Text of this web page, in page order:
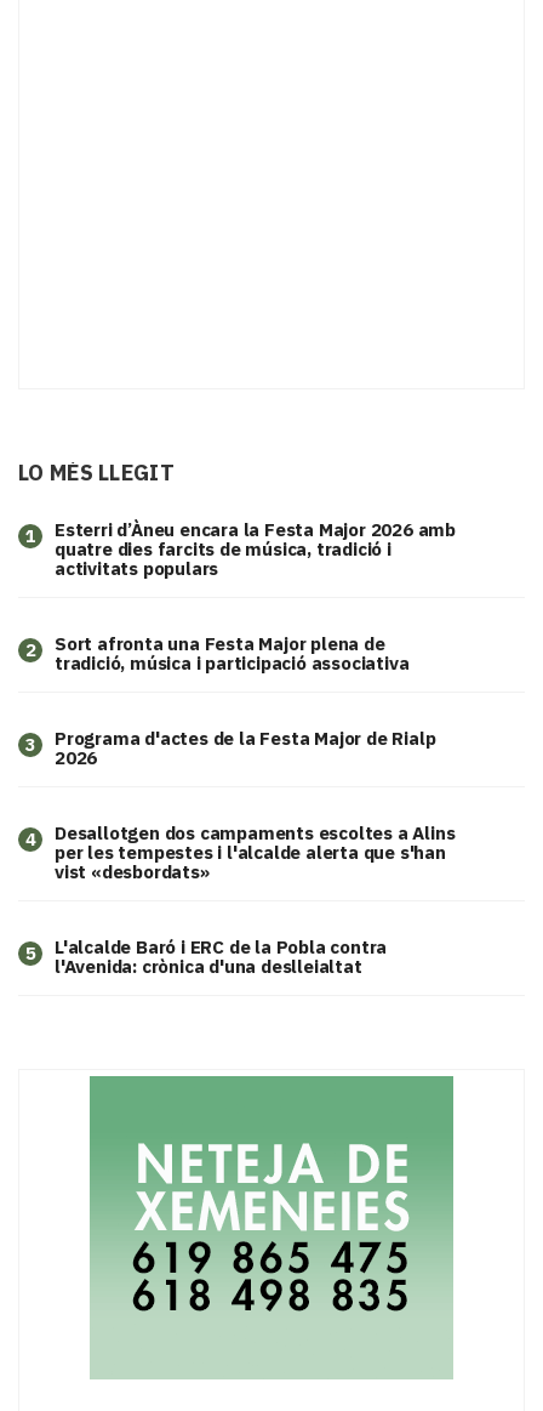
LO MÉS LLEGIT
1
Esterri d’Àneu encara la Festa Major 2026 amb
quatre dies farcits de música, tradició i
activitats populars
2
Sort afronta una Festa Major plena de
tradició, música i participació associativa
3
Programa d'actes de la Festa Major de Rialp
2026
4
​Desallotgen dos campaments escoltes a Alins
per les tempestes i l'alcalde alerta que s'han
vist «desbordats»
5
L'alcalde Baró i ERC de la Pobla contra
l'Avenida: crònica d'una deslleialtat